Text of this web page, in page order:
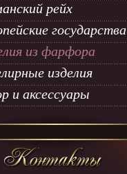
рейх
государства
из фарфора
изделия
и аксессуары